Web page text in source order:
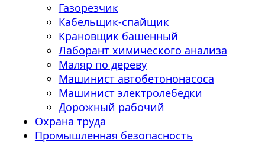
Газорезчик
Кабельщик-спайщик
Крановщик башенный
Лаборант химического анализа
Маляр по дереву
Машинист автобетононасоса
Машинист электролебедки
Дорожный рабочий
Охрана труда
Промышленная безопасность